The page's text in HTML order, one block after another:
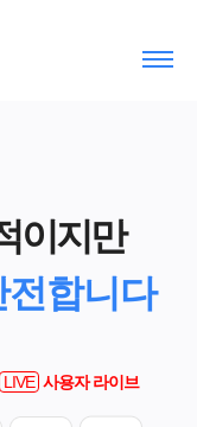
이지만
합니다
LIVE 사용자 라이브